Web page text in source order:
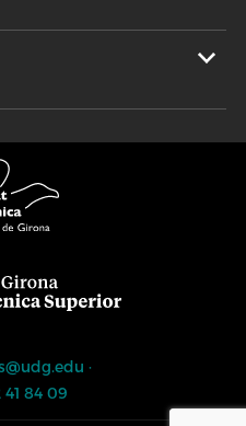
·
41 84 09